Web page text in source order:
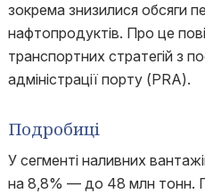
зокрема знизилися обсяги
нафтопродуктів. Про це
транспортних стратегій з
адміністрації порту (PRA).
Подробиці
У сегменті наливних
на 8,8% — до 48 млн тонн.